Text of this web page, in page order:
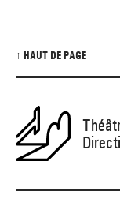
↑ HAUT DE PAGE